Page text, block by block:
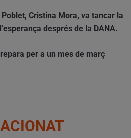
Poblet, Cristina Mora, va tancar la
després de la DANA.
per a un mes de març